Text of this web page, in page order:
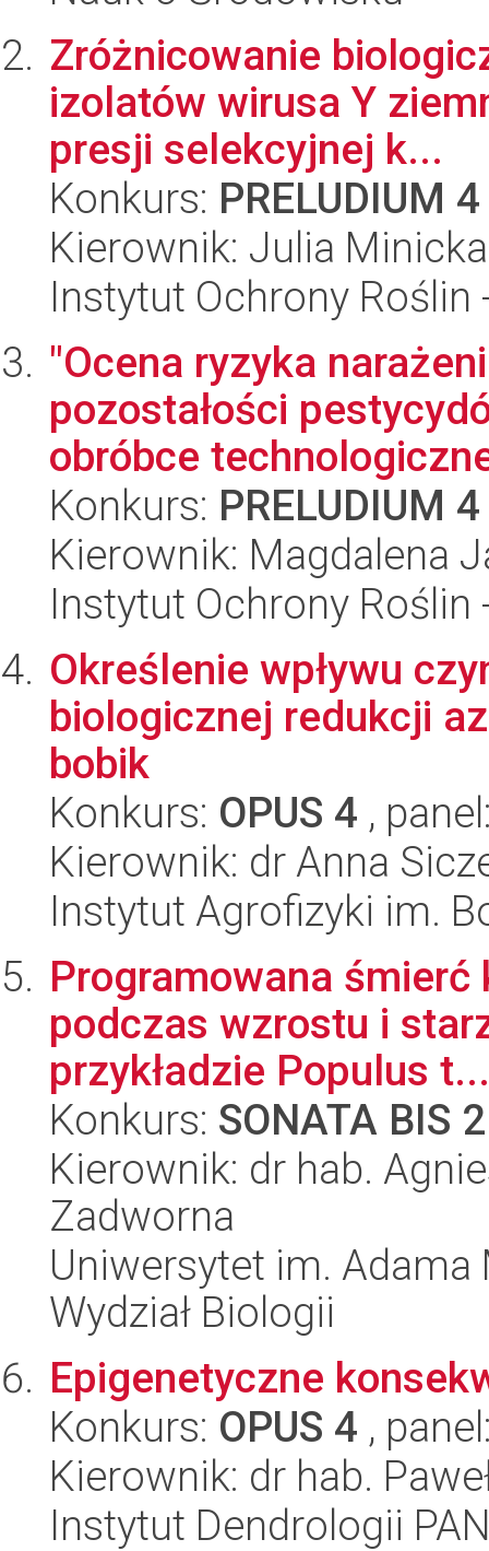
Zróżnicowanie
izolatów wirusa Y
presji selekcyjnej k...
Konkurs: PRELUDIUM 4
Kierownik: Julia Minicka
Instytut Ochrony
"Ocena ryzyka
pozostałości
obróbce
Konkurs: PRELUDIUM 4
Kierownik: Magdalena
Instytut Ochrony
Określenie wpływu
biologicznej redukcji
bobik
Konkurs: OPUS 4 ,
Kierownik: dr Anna
Instytut Agrofizyki im.
Programowana
podczas wzrostu i
przykładzie Populus t...
Konkurs: SONATA BIS 2
Kierownik: dr hab.
Zadworna
Uniwersytet im.
Wydział Biologii
Epigenetyczne
Konkurs: OPUS 4 ,
Kierownik: dr hab.
Instytut Dendrologii